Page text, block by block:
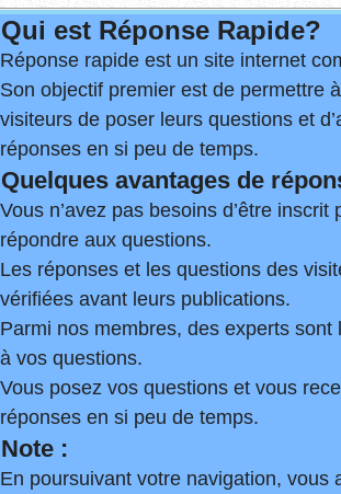
Qui est Réponse Rapide?
Réponse rapide est un site internet
Son objectif premier est de permettre
visiteurs de poser leurs questions et
réponses en si peu de temps.
Quelques avantages de
Vous n’avez pas besoins d’être inscrit
répondre aux questions.
Les réponses et les questions des
vérifiées avant leurs publications.
Parmi nos membres, des experts sont
à vos questions.
Vous posez vos questions et vous
réponses en si peu de temps.
Note :
En poursuivant votre navigation, vous